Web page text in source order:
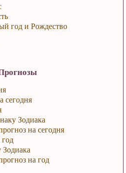
год и Рождество
сегодня
Зодиака
на сегодня
на год